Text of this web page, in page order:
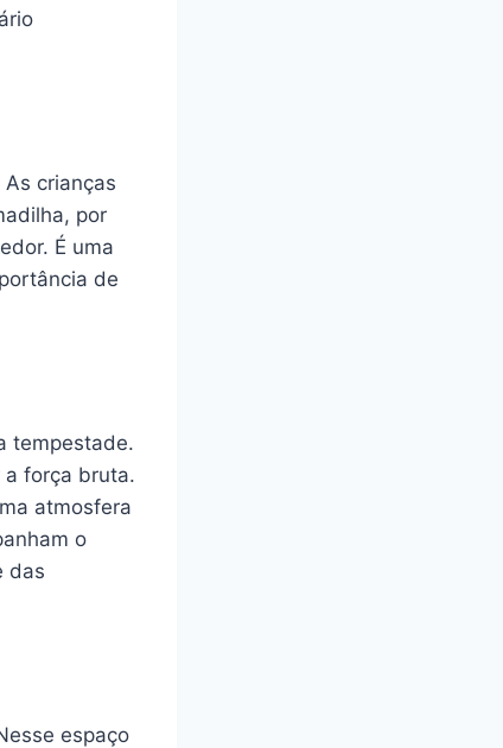
crianças
por
É uma
de
tempestade.
força bruta.
atmosfera
o
das
espaço